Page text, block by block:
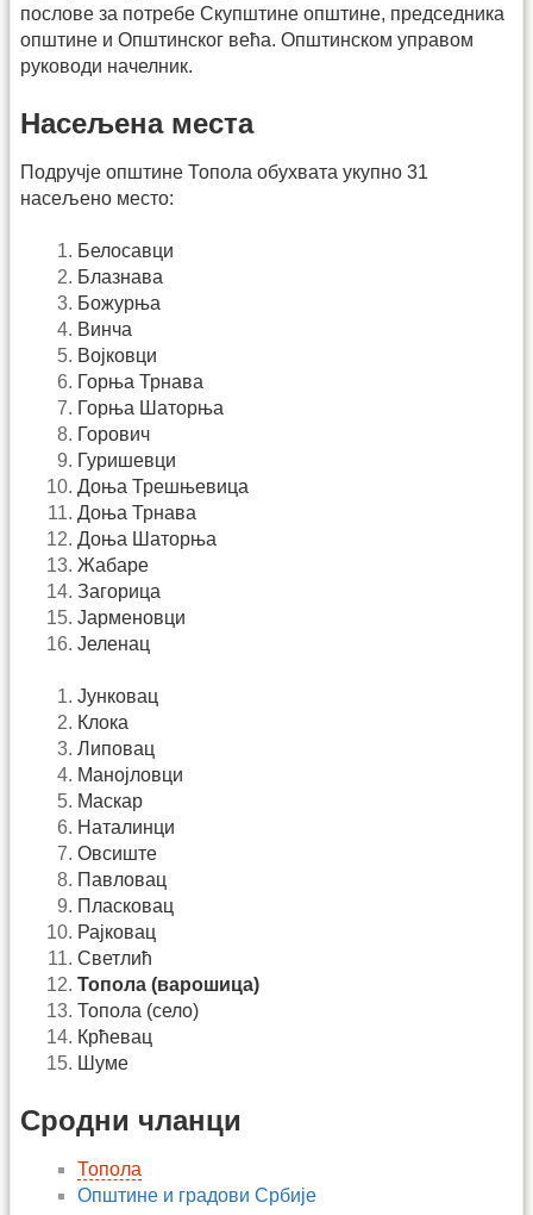
послове за потребе Скупштине општине, председника
општине и Општинског већа. Општинском управом
руководи начелник.
Насељена места
Подручје општине Топола обухвата укупно 31
насељено место:
Белосавци
Блазнава
Божурња
Винча
Војковци
Горња Трнава
Горња Шаторња
Горович
Гуришевци
Доња Трешњевица
Доња Трнава
Доња Шаторња
Жабаре
Загорица
Јарменовци
Јеленац
Јунковац
Клока
Липовац
Манојловци
Маскар
Наталинци
Овсиште
Павловац
Пласковац
Рајковац
Светлић
Топола (варошица)
Топола (село)
Крћевац
Шуме
Сродни чланци
Топола
Општине и градови Србије